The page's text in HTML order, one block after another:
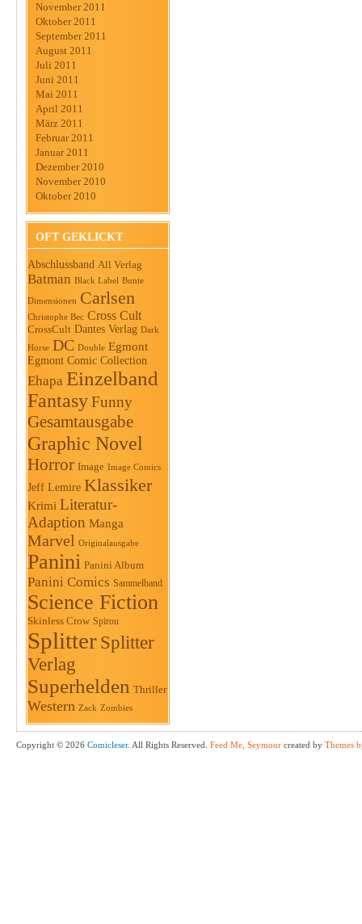
November 2011
Oktober 2011
September 2011
August 2011
Juli 2011
Juni 2011
Mai 2011
April 2011
März 2011
Februar 2011
Januar 2011
Dezember 2010
November 2010
Oktober 2010
OFT GEKLICKT
Abschlussband All Verlag
Batman Black Label Bunte
Dimensionen Carlsen
Christophe Bec Cross Cult
CrossCult Dantes Verlag Dark
Horse DC Double Egmont
Egmont Comic Collection
Ehapa Einzelband
FantasyFunny
Gesamtausgabe
Graphic Novel
Horror Image Image Comics
Jeff Lemire Klassiker
Krimi Literatur-
Adaption Manga
Marvel Originalausgabe
Panini Panini Album
Panini Comics Sammelband
Science Fiction
Skinless Crow Spirou
Splitter Splitter
Verlag
Superhelden Thriller
Western Zack Zombies
Copyright © 2026 Comicleser. All Rights Reserved. Feed Me, Seymour created by Themes